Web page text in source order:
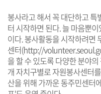
털
봉사라고 해서 꼭 대단하고
터 시작하면 된다. 늘 마음뿐
이다. 봉사활동을 시작하려면
센터(http://
을 할 수 있도록 다양한 분야
개 자치구별로 자원봉사센터
산을 위해 가까운 동주민센터